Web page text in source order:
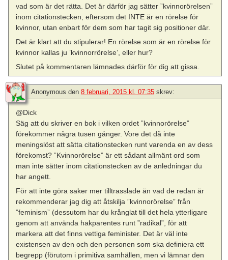
vad som är det rätta. Det är därför jag sätter ”kvinnorörelsen”
inom citationstecken, eftersom det INTE är en rörelse för
kvinnor, utan enbart för dem som har tagit sig positioner där.
Det är klart att du stipulerar! En rörelse som är en rörelse för
kvinnor kallas ju ’kvinnorrörelse’, eller hur?
Slutet på kommentaren lämnades därför för dig att gissa.
Anonymous den 8 februari, 2015 kl. 07:35 skrev:
@Dick
Säg att du skriver en bok i vilken ordet ”kvinnorörelse”
förekommer några tusen gånger. Vore det då inte
meningslöst att sätta citationstecken runt varenda en av dess
förekomst? ”Kvinnorörelse” är ett sådant allmänt ord som
man inte sätter inom citationstecken av de anledningar du
har angett.
För att inte göra saker mer tilltrasslade än vad de redan är
rekommenderar jag dig att åtskilja ”kvinnorörelse” från
”feminism” (dessutom har du krånglat till det hela ytterligare
genom att använda hakparentes runt ”radikal”, för att
markera att det finns vettiga feminister. Det är väl inte
existensen av den och den personen som ska definiera ett
begrepp (förutom i primitiva samhällen, men vi lämnar den